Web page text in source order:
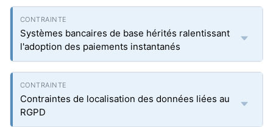
Systèmes bancaires de base hérités ralentissant
l'adoption des paiements instantanés
Contraintes de localisation des données liées au
RGPD